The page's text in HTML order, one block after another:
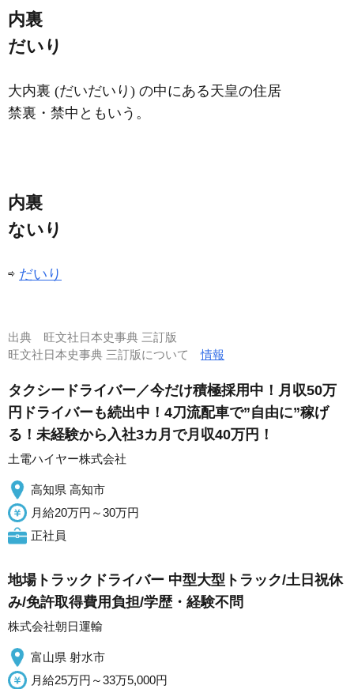
内裏
だいり
大内裏 (だいだいり) の中にある天皇の住居
禁裏・禁中ともいう。
内裏
ないり
⇨ だいり
出典 旺文社日本史事典 三訂版
旺文社日本史事典 三訂版について情報
タクシードライバー／今だけ積極採用中！月収50万
円ドライバーも続出中！4刀流配車で”自由に”稼げ
る！未経験から入社3カ月で月収40万円！
土電ハイヤー株式会社
高知県 高知市
月給20万円～30万円
正社員
地場トラックドライバー 中型大型トラック/土日祝休
み/免許取得費用負担/学歴・経験不問
株式会社朝日運輸
富山県 射水市
月給25万円～33万5,000円